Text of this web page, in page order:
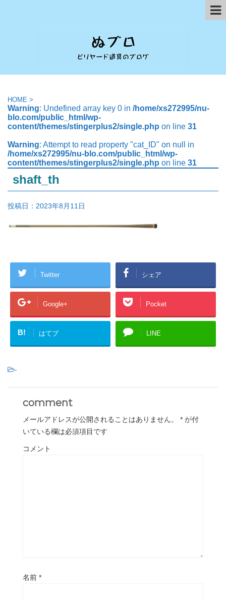
HOME >
Warning: Undefined array key 0 in /home/xs272995/nu-
blo.com/public_html/wp-
content/themes/stingerplus2/single.php on line 31
Warning: Attempt to read property "cat_ID" on null in
/home/xs272995/nu-blo.com/public_html/wp-
content/themes/stingerplus2/single.php on line 31
shaft_th
投稿日： 2023年8月11日
Twitter シェア
Google+ Pocket
B! はてブ LINE
-
comment
メールアドレスが公開されることはありません。 * が付
いている欄は必須項目です
コメント
名前 *